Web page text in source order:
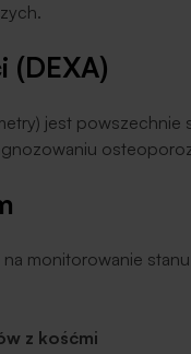
(DEXA)
jest powszechnie
na monitorowanie
z kośćmi